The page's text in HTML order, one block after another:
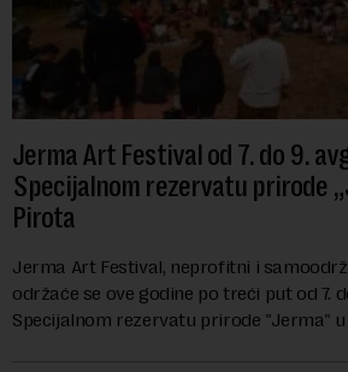
Jerma Art Festival od 7. do 9.
Specijalnom rezervatu prirode
Pirota
Jerma Art Festival, neprofitni i
održaće se ove godine po treći put od 7.
Specijalnom rezervatu prirode "Jerma" u